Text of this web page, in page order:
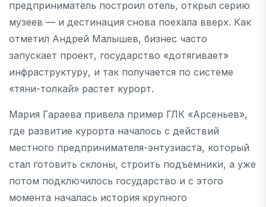
предприниматель построил отель, открыл серию
музеев — и дестинация снова поехала вверх. Как
отметил Андрей Малышев, бизнес часто
запускает проект, государство «дотягивает»
инфраструктуру, и так получается по системе
«тяни-толкай» растет курорт.
Мария Гараева привела пример ГЛК «Арсеньев»,
где развитие курорта началось с действий
местного предпринимателя-энтузиаста, который
стал готовить склоны, строить подъемники, а уже
потом подключилось государство и с этого
момента началась история крупного